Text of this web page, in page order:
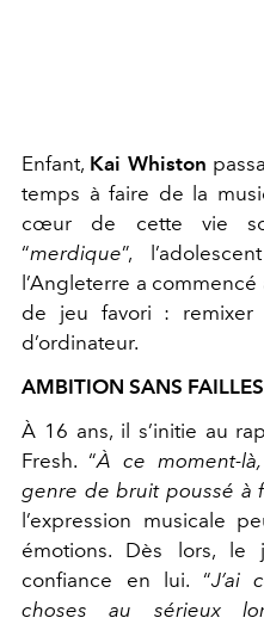
Enfant, Kai Whiston
temps à faire de la
cœur de cette vie
“merdique”,
l’Angleterre a
de jeu favori : remixer
d’ordinateur.
AMBITION SANS FAILLES
À 16 ans, il s’initie au
Fresh. “À ce moment-
genre de bruit poussé à
l’expression musicale
émotions. Dès lors, le
confiance en lui. “J’ai
choses au sérieux